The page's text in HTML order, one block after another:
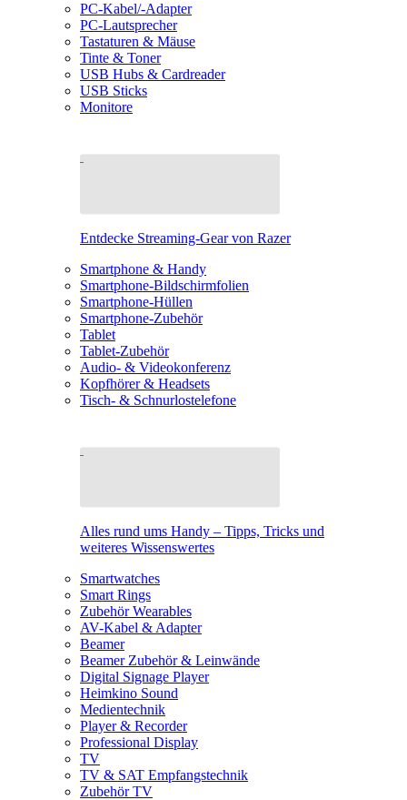
PC-Kabel/-Adapter
PC-Lautsprecher
Tastaturen & Mäuse
Tinte & Toner
USB Hubs & Cardreader
USB Sticks
Monitore
Entdecke Streaming-Gear von Razer
Smartphone & Handy
Smartphone-Bildschirmfolien
Smartphone-Hüllen
Smartphone-Zubehör
Tablet
Tablet-Zubehör
Audio- & Videokonferenz
Kopfhörer & Headsets
Tisch- & Schnurlostelefone
Alles rund ums Handy – Tipps, Tricks und
weiteres Wissenswertes
Smartwatches
Smart Rings
Zubehör Wearables
AV-Kabel & Adapter
Beamer
Beamer Zubehör & Leinwände
Digital Signage Player
Heimkino Sound
Medientechnik
Player & Recorder
Professional Display
TV
TV & SAT Empfangstechnik
Zubehör TV